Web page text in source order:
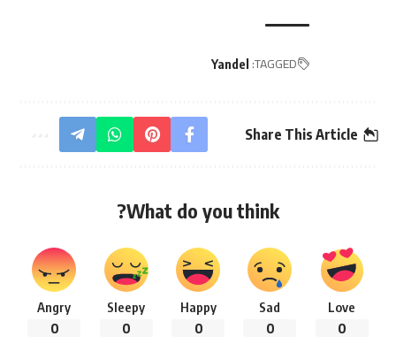
TAGGED:
Yandel
Share This Article
What do you think?
Love
0
Sad
0
Happy
0
Sleepy
0
Angry
0